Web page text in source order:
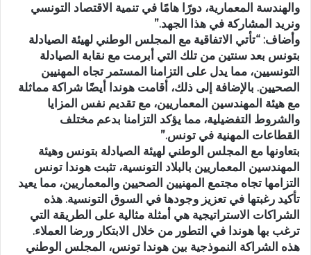
والهندسة المعمارية، دورًا هامًا في تنمية الاقتصاد التونسي
ونريد المشاركة في هذا الجهد.”
وأضاف: “تأتي الاتفاقية مع المجلس الوطني لهيئة الصيادلة
بتونس بعد سنتين من تلك التي أبرمت مع نقابة الصيادلة
التونسيين، مما يدل على التزامنا المستمر تجاه المهنيين
الصحيين. بالإضافة إلى ذلك، أقامت هوندا أيضًا شراكة مماثلة
مع هيئة المهندسين المعماريين، مع تقديم نفس المزايا
والشروط التفضيلية، مما يؤكد التزامنا بدعم مختلف
القطاعات المهنية في تونس.”
بتعاونها مع المجلس الوطني لهيئة الصيادلة بتونس وهيئة
المهندسين المعماريين بالبلاد التونسية، تثبت هوندا تونس
التزامها تجاه مجتمع المهنيين الصحيين والمعماريين، مما يعيد
تأكيد رغبتها في تعزيز وجودها في السوق التونسية. هذه
الشراكات الاستراتيجية هي أمثلة مثالية على الطريقة التي
ترغب بها هوندا في التطور من خلال الابتكار ورضا العملاء.
هذه الشراكة النموذجية بين هوندا تونس، المجلس الوطني